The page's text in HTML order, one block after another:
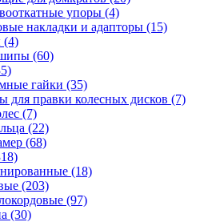
упоры (4)
накладки и адапторы (15)
(4)
(60)
гайки (35)
для правки колесных дисков (7)
(7)
(22)
(68)
(18)
(203)
(97)
(30)